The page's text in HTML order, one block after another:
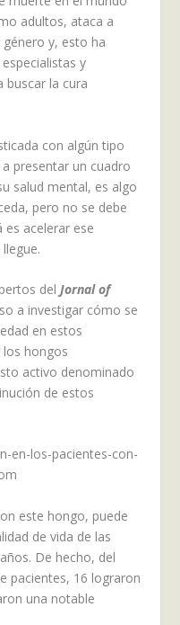
adultos, ataca a
y, esto ha
y
buscar la cura
con algún tipo
presentar un cuadro
salud mental, es algo
pero no se debe
es acelerar ese
delJornal of
a investigar cómo se
en estos
los hongos
activo denominado
de estos
este hongo, puede
de vida de las
De hecho, del
pacientes, 16 lograron
una notable